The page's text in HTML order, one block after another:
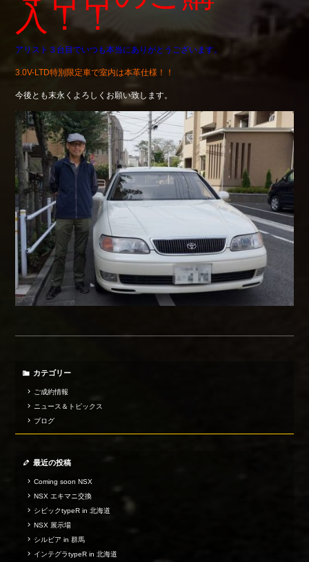
入！！
アリスト３台目でいつも本当にありがとうございます。
3.0V-LTD特別限定車で室内は本革仕様！！
今後とも末永くよろしくお願い致します。
カテゴリー
ご成約情報
ニュース＆トピックス
ブログ
最近の投稿
Coming soon NSX
NSX エキマニ交換
シビックtypeR in 北海道
NSX 展示場
シルビア in 群馬
インテグラtypeR in 北海道